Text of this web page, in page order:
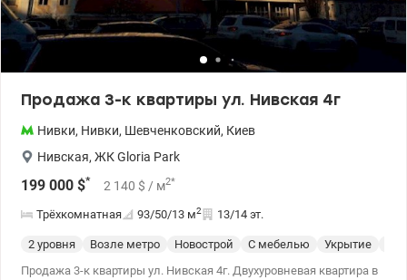
Продажа 3-к квартиры ул. Нивская 4г
Нивки, Нивки, Шевченковский, Киев
Нивская, ЖК Gloria Park
199 000 $* 2 140 $ / м2*
Трёхкомнатная 93/50/13 м2 13/14 эт.
2 уровня Возле метро Новострой С мебелью Укрытие
Продажа 3-к квартиры ул. Нивская 4г. Двухуровневая квартира в